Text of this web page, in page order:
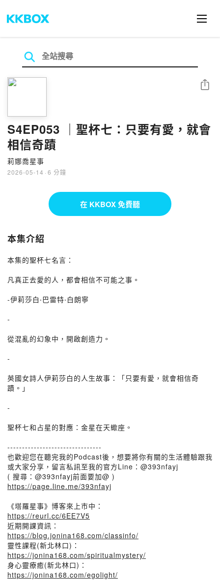
S4EP053 ｜聖杯七：只要有愛，就會
相信奇蹟
莉娜喬星事
2026-05-14 · 6 分鐘
分享
在 KKBOX 免費聽
本集介紹
本集的聖杯七名言：
凡真正去愛的人，都會相信不可能之事。
-伊莉莎白‧巴雷特‧白朗寧
-
從混亂的幻象中，開啟創造力。
-
英國女詩人伊莉莎白的人生故事：「只要有愛，就會相信奇
蹟。」
-
聖杯七和占星的對應：金星在天蠍座。
--------------------------------
也歡迎您在聽完我的Podcast後，想要將你有關的生活體驗跟我
或大家分享，留言私訊至我的官方Line：@393nfayj
( 搜尋：@393nfayj前面要加@ )
https://page.line.me/393nfayj
《塔羅星事》博客來上市中：
https://reurl.cc/6EE7V5
近期開課資訊：
https://blog.jonina168.com/classinfo/
靈性課程(新北林口)：
https://jonina168.com/spiritualmystery/
身心靈療癒(新北林口)：
https://jonina168.com/egolight/